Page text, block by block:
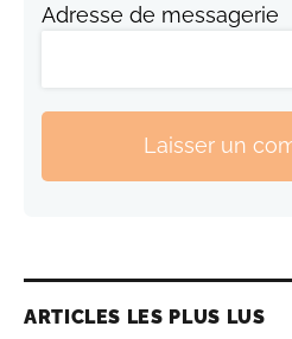
Adresse de messagerie
Laisser un
ARTICLES LES PLUS LUS